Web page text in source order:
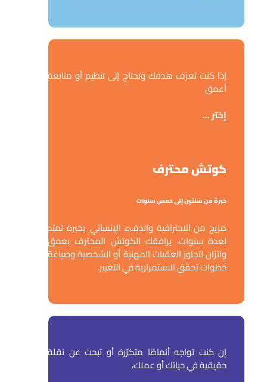
إذا كنت تعرف هدفك وتحتاج إلى تنظيم أو متابعة
أعمق
إختر ...
كوتش محترف
خبرة من سنتين إلى خمس سنوات
مزيج من الاحترافية والدفء الإنساني. بخبرة تمتد
لعدة سنوات، يرافقك الكوتش المحترف بعمق
واتزان لتجاوز العقبات المهنية أو الشخصية وصياغة
خطوات تحقق الاستمرارية في التغيير.
إن كنت تواجه أنماطًا متكرّرة أو تبحث عن نقلة
حقيقية في حياتك أو عملك،